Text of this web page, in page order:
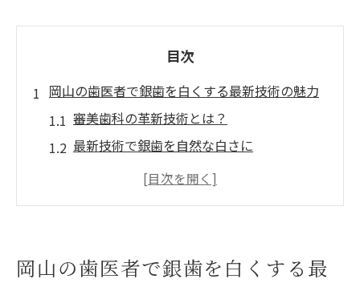
目次
岡山の歯医者で銀歯を白くする最新技術の魅力
審美歯科の革新技術とは？
最新技術で銀歯を自然な白さに
岡山で受けられるセラミック治療
岡山の歯医者で銀歯を白くする最